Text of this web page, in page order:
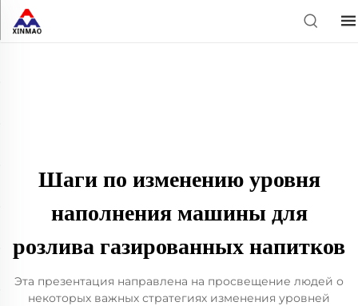
Шаги по изменению уровня
наполнения машины для
розлива газированных напитков
Эта презентация направлена на просвещение людей о
некоторых важных стратегиях изменения уровней